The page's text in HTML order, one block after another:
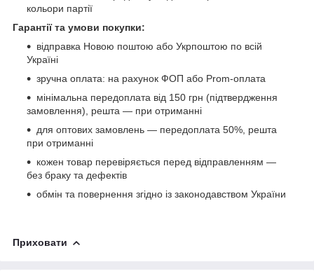
кольори партії
Гарантії та умови покупки:
відправка Новою поштою або Укрпоштою по всій
Україні
зручна оплата: на рахунок ФОП або Prom-оплата
мінімальна передоплата від 150 грн (підтвердження
замовлення), решта — при отриманні
для оптових замовлень — передоплата 50%, решта
при отриманні
кожен товар перевіряється перед відправленням —
без браку та дефектів
обмін та повернення згідно із законодавством України
Приховати